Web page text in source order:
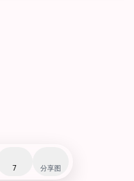
7 分享图